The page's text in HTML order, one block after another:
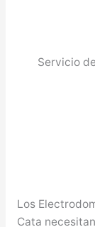
Servicio
Los
Cata